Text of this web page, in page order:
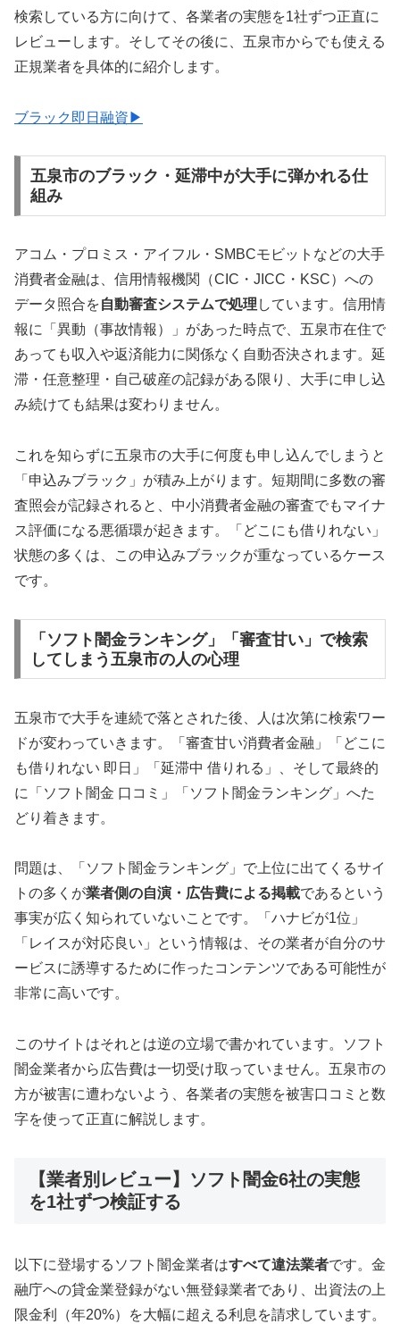
検索している方に向けて、各業者の実態を1社ずつ正直に
レビューします。そしてその後に、五泉市からでも使える
正規業者を具体的に紹介します。
ブラック即日融資▶
五泉市のブラック・延滞中が大手に弾かれる仕
組み
アコム・プロミス・アイフル・SMBCモビットなどの大手
消費者金融は、信用情報機関（CIC・JICC・KSC）への
データ照合を自動審査システムで処理 しています。信用情
報に「異動（事故情報）」があった時点で、五泉市在住で
あっても収入や返済能力に関係なく自動否決されます。延
滞・任意整理・自己破産の記録がある限り、大手に申し込
み続けても結果は変わりません。
これを知らずに五泉市の大手に何度も申し込んでしまうと
「申込みブラック」が積み上がります。短期間に多数の審
査照会が記録されると、中小消費者金融の審査でもマイナ
ス評価になる悪循環が起きます。「どこにも借りれない」
状態の多くは、この申込みブラックが重なっているケース
です。
「ソフト闇金ランキング」「審査甘い」で検索
してしまう五泉市の人の心理
五泉市で大手を連続で落とされた後、人は次第に検索ワー
ドが変わっていきます。「審査甘い消費者金融」「どこに
も借りれない 即日」「延滞中 借りれる」、そして最終的
に「ソフト闇金 口コミ」「ソフト闇金ランキング」へた
どり着きます。
問題は、「ソフト闇金ランキング」で上位に出てくるサイ
トの多くが業者側の自演・広告費による掲載であるという
事実が広く知られていないことです。「ハナビが1位」
「レイスが対応良い」という情報は、その業者が自分のサ
ービスに誘導するために作ったコンテンツである可能性が
非常に高いです。
このサイトはそれとは逆の立場で書かれています。ソフト
闇金業者から広告費は一切受け取っていません。五泉市の
方が被害に遭わないよう、各業者の実態を被害口コミと数
字を使って正直に解説します。
【業者別レビュー】ソフト闇金6社の実態
を1社ずつ検証する
以下に登場するソフト闇金業者はすべて違法業者です。金
融庁への貸金業登録がない無登録業者であり、出資法の上
限金利（年20%）を大幅に超える利息を請求しています。